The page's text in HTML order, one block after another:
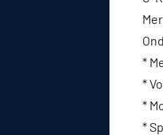
*
*
*
*